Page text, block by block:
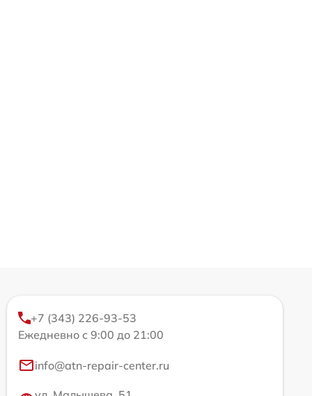
+7 (343) 226-93-53
Ежедневно с 9:00 до 21:00
info@atn-repair-center.ru